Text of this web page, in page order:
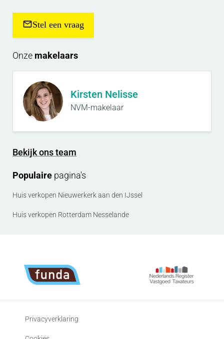
Stel een vraag
Onze makelaars
Kirsten Nelisse
NVM-makelaar
Bekijk ons team
Populaire pagina's
Huis verkopen Nieuwerkerk aan den IJssel
Huis verkopen Rotterdam Nesselande
Privacyverklaring